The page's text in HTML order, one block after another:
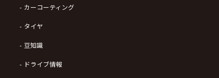
カーコーティング
タイヤ
豆知識
ドライブ情報